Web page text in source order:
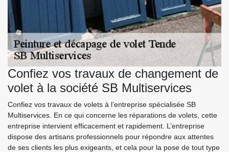
Confiez vos travaux de changement de
volet à la société SB Multiservices
Confiez vos travaux de volets à l’entreprise spécialisée SB
Multiservices. En ce qui concerne les réparations de volets, cette
entreprise intervient efficacement et rapidement. L’entreprise
dispose des artisans professionnels pour répondre aux attentes
de ses clients les plus exigeants, et cela pour la pose de tout type